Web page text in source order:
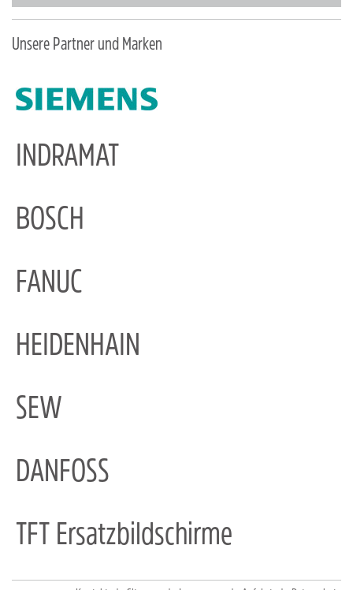
Unsere Partner und Marken
INDRAMAT
BOSCH
FANUC
HEIDENHAIN
SEW
DANFOSS
TFT Ersatzbildschirme